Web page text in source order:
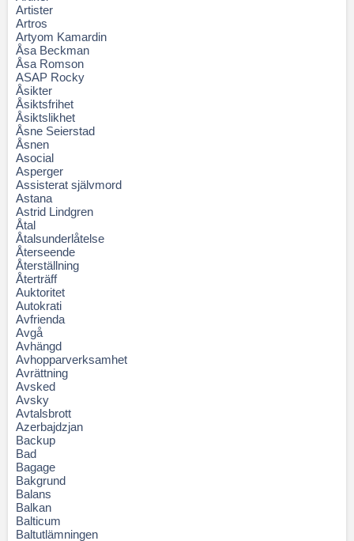
Artister
Artros
Artyom Kamardin
Åsa Beckman
Åsa Romson
ASAP Rocky
Åsikter
Åsiktsfrihet
Åsiktslikhet
Åsne Seierstad
Åsnen
Asocial
Asperger
Assisterat självmord
Astana
Astrid Lindgren
Åtal
Åtalsunderlåtelse
Återseende
Återställning
Återträff
Auktoritet
Autokrati
Avfrienda
Avgå
Avhängd
Avhopparverksamhet
Avrättning
Avsked
Avsky
Avtalsbrott
Azerbajdzjan
Backup
Bad
Bagage
Bakgrund
Balans
Balkan
Balticum
Baltutlämningen